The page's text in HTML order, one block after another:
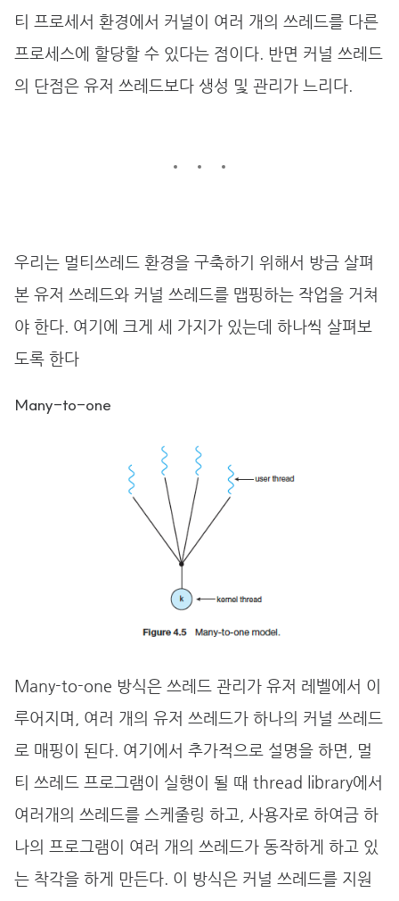
티 프로세서 환경에서 커널이 여러 개의 쓰레드를 다른
프로세스에 할당할 수 있다는 점이다. 반면 커널 쓰레드
의 단점은 유저 쓰레드보다 생성 및 관리가 느리다.
우리는 멀티쓰레드 환경을 구축하기 위해서 방금 살펴
본 유저 쓰레드와 커널 쓰레드를 맵핑하는 작업을 거쳐
야 한다. 여기에 크게 세 가지가 있는데 하나씩 살펴보
도록 한다
Many-to-one
Many-to-one 방식은 쓰레드 관리가 유저 레벨에서 이
루어지며, 여러 개의 유저 쓰레드가 하나의 커널 쓰레드
로 매핑이 된다. 여기에서 추가적으로 설명을 하면, 멀
티 쓰레드 프로그램이 실행이 될 때 thread library에서
여러개의 쓰레드를 스케줄링 하고, 사용자로 하여금 하
나의 프로그램이 여러 개의 쓰레드가 동작하게 하고 있
는 착각을 하게 만든다. 이 방식은 커널 쓰레드를 지원